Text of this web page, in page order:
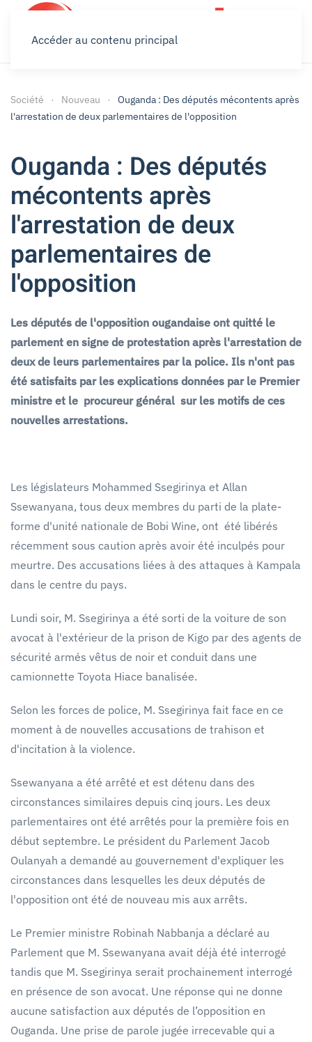
Accéder au contenu principal
Société Nouveau
Ouganda : Des députés mécontents après
l'arrestation de deux parlementaires de l'opposition
Ouganda : Des députés
mécontents après
l'arrestation de deux
parlementaires de
l'opposition
Les députés de l'opposition ougandaise ont quitté le
parlement en signe de protestation après l'arrestation de
deux de leurs parlementaires par la police. Ils n'ont pas
été satisfaits par les explications données par le Premier
ministre et le procureur général sur les motifs de ces
nouvelles arrestations.
Les législateurs Mohammed Ssegirinya et Allan
Ssewanyana, tous deux membres du parti de la plate-
forme d'unité nationale de Bobi Wine, ont été libérés
récemment sous caution après avoir été inculpés pour
meurtre. Des accusations liées à des attaques à Kampala
dans le centre du pays.
Lundi soir, M. Ssegirinya a été sorti de la voiture de son
avocat à l'extérieur de la prison de Kigo par des agents de
sécurité armés vêtus de noir et conduit dans une
camionnette Toyota Hiace banalisée.
Selon les forces de police, M. Ssegirinya fait face en ce
moment à de nouvelles accusations de trahison et
d'incitation à la violence.
Ssewanyana a été arrêté et est détenu dans des
circonstances similaires depuis cinq jours. Les deux
parlementaires ont été arrêtés pour la première fois en
début septembre. Le président du Parlement Jacob
Oulanyah a demandé au gouvernement d'expliquer les
circonstances dans lesquelles les deux députés de
l'opposition ont été de nouveau mis aux arrêts.
Le Premier ministre Robinah Nabbanja a déclaré au
Parlement que M. Ssewanyana avait déjà été interrogé
tandis que M. Ssegirinya serait prochainement interrogé
en présence de son avocat. Une réponse qui ne donne
aucune satisfaction aux députés de l’opposition en
Ouganda. Une prise de parole jugée irrecevable qui a